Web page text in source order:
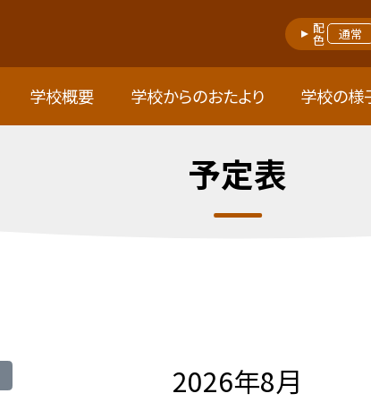
配色 通常
学校概要 学校からのおたより 学校の様
予定表
2026年8月